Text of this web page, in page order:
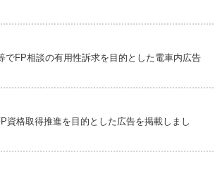
でFP相談の有用性訴求を目的とした電車内広告
資格取得推進を目的とした広告を掲載しまし